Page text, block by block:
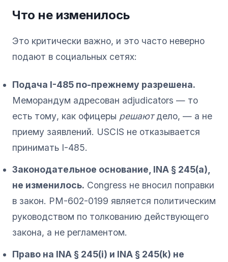
Что не изменилось
Это критически важно, и это часто неверно
подают в социальных сетях:
Подача I-485 по-прежнему разрешена.
Меморандум адресован adjudicators — то
есть тому, как офицеры решаютдело, — а не
приему заявлений. USCIS не отказывается
принимать I-485.
Законодательное основание, INA § 245(a),
не изменилось. Congress не вносил поправки
в закон. PM-602-0199 является политическим
руководством по толкованию действующего
закона, а не регламентом.
Право на INA § 245(i) и INA § 245(k) не